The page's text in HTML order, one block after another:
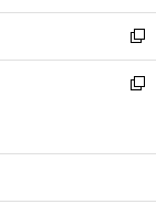
開
く
ウ
で
開
く
ン
ド
ウ
で
ウ
ィ
ン
ド
開
新
し
い
ン
ウ
新
ウ
ン